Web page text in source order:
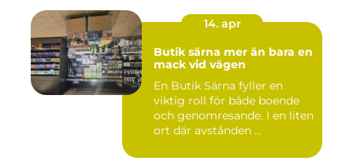
14. apr
Butik särna mer än bara en
mack vid vägen
En Butik Särna fyller en
viktig roll för både boende
och genomresande. I en liten
ort där avstånden ...